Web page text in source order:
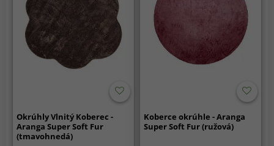
Okrúhly Vlnitý Koberec -
Aranga Super Soft Fur
(tmavohnedá)
Koberce okrúhle - Aranga
Super Soft Fur (ružová)